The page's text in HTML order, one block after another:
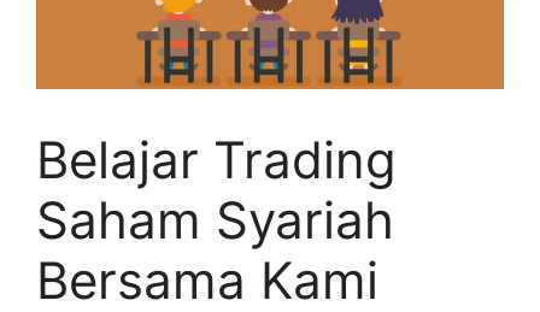
Belajar Trading
Saham Syariah
Bersama Kami